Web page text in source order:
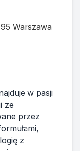
Warszawa
w pasji
ze
przez
z